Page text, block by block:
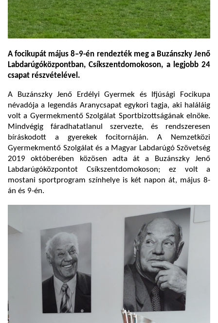
A focikupát május8–9-én rendezték meg a Buzánszky Jenő
Labdarúgóközpontban,Csíkszentdomokoson, alegjobb 24
csapat részvételével.
A Buzánszky Jenő Erdélyi Gyermek és Ifjúsági Focikupa
névadója a legendás Aranycsapat egykori tagja, aki haláláig
volt a Gyermekmentő Szolgálat Sportbizottságának elnöke.
Mindvégig fáradhatatlanul szervezte, és rendszeresen
bíráskodott a gyerekek focitornáján. A Nemzetközi
Gyermekmentő Szolgálat és a Magyar Labdarúgó Szövetség
2019 októberében közösen adta át a Buzánszky Jenő
Labdarúgóközpontot Csíkszentdomokoson; ez volt a
mostani sportprogram színhelye is két napon át, május 8-
án és 9-én.